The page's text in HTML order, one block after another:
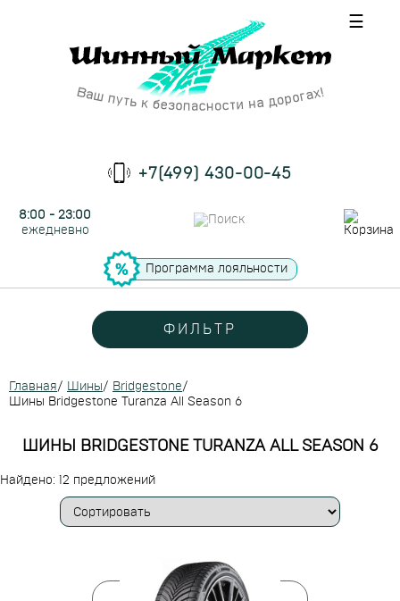
☰
+7(499) 430-00-45
8:00 - 23:00
ежедневно
Программа лояльности
ФИЛЬТР
Главная/ Шины/ Bridgestone/
Шины Bridgestone Turanza All Season 6
ШИНЫ BRIDGESTONE TURANZA ALL SEASON 6
Найдено: 12 предложений